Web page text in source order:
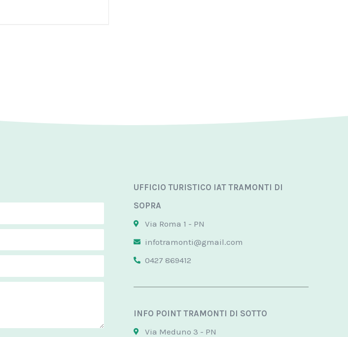
UFFICIO TURISTICO IAT TRAMONTI DI
SOPRA
Via Roma 1 - PN
infotramonti@gmail.com
0427 869412
INFO POINT TRAMONTI DI SOTTO
Via Meduno 3 - PN